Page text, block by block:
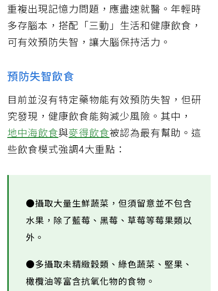
重複出現記憶力問題，應盡速就醫。年輕時
多存腦本，搭配「三動」生活和健康飲食，
可有效預防失智，讓大腦保持活力。
預防失智飲食
目前並沒有特定藥物能有效預防失智，但研
究發現，健康飲食能夠減少風險。其中，
地中海飲食與麥得飲食被認為最有幫助。這
些飲食模式強調4大重點：
●攝取大量生鮮蔬菜，但須留意並不包含
水果，除了藍莓、黑莓、草莓等莓果類以
外。
●多攝取未精緻穀類、綠色蔬菜、堅果、
橄欖油等富含抗氧化物的食物。